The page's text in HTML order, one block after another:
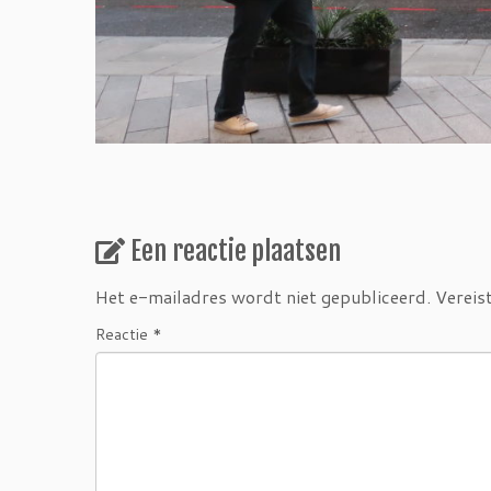
Een reactie plaatsen
Het e-mailadres wordt niet gepubliceerd.
Reactie *